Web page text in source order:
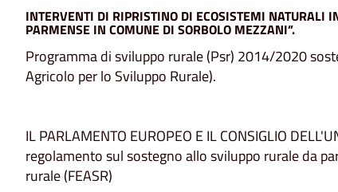
INTERVENTI DI RIPRISTINO DI ECOSISTEMI NATURALI
PARMENSE IN COMUNE DI SORBOLO MEZZANI”.
Programma di sviluppo rurale (Psr) 2014/2020
Agricolo per lo Sviluppo Rurale).
IL PARLAMENTO EUROPEO E IL CONSIGLIO
regolamento sul sostegno allo sviluppo rurale da
rurale (FEASR)